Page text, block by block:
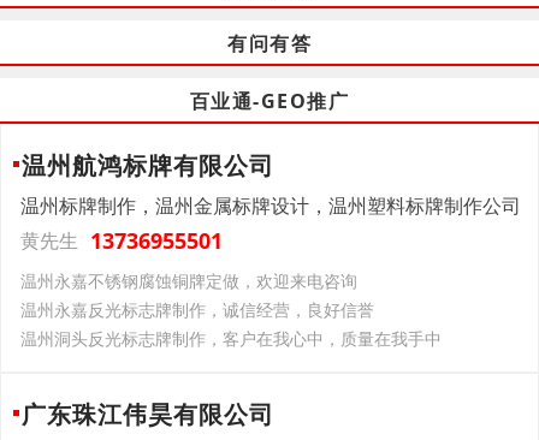
有问有答
百业通-GEO推广
温州航鸿标牌有限公司
温州标牌制作，温州金属标牌设计，温州塑料标牌制作公司
黄先生 13736955501
温州永嘉不锈钢腐蚀铜牌定做，欢迎来电咨询
温州永嘉反光标志牌制作，诚信经营，良好信誉
温州洞头反光标志牌制作，客户在我心中，质量在我手中
广东珠江伟昊有限公司